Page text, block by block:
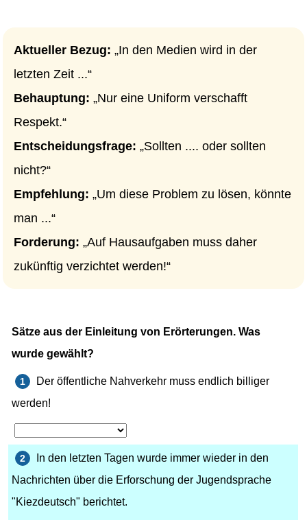
Aktueller Bezug: „In den Medien wird in der
letzten Zeit ...“
Behauptung: „Nur eine Uniform verschafft
Respekt.“
Entscheidungsfrage: „Sollten .... oder sollten
nicht?“
Empfehlung: „Um diese Problem zu lösen, könnte
man ...“
Forderung:„Auf Hausaufgaben muss daher
zukünftig verzichtet werden!“